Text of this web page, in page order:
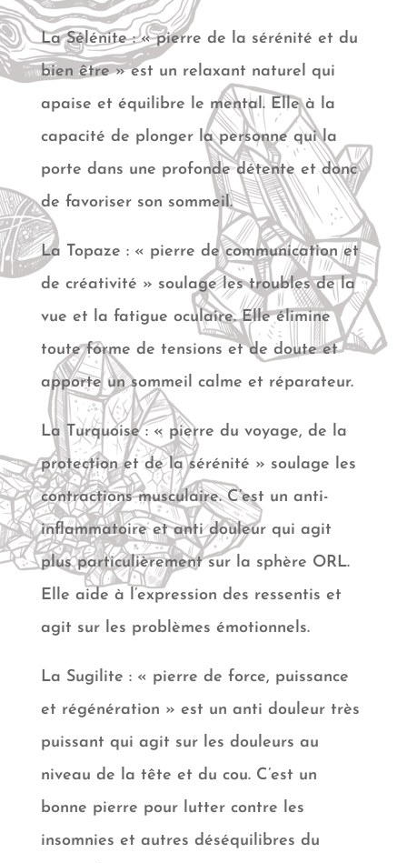
La Sélénite : « pierre de la sérénité et du
bien être » est un relaxant naturel qui
apaise et équilibre le mental. Elle à la
capacité de plonger la personne qui la
porte dans une profonde détente et donc
de favoriser son sommeil.
La Topaze : « pierre de communication et
de créativité » soulage les troubles de la
vue et la fatigue oculaire. Elle élimine
toute forme de tensions et de doute et
apporte un sommeil calme et réparateur.
La Turquoise : « pierre du voyage, de la
protection et de la sérénité » soulage les
contractions musculaire. C’est un anti-
inflammatoire et anti douleur qui agit
plus particulièrement sur la sphère ORL.
Elle aide à l’expression des ressentis et
agit sur les problèmes émotionnels.
La Sugilite : « pierre de force, puissance
et régénération » est un anti douleur très
puissant qui agit sur les douleurs au
niveau de la tête et du cou. C’est un
bonne pierre pour lutter contre les
insomnies et autres déséquilibres du